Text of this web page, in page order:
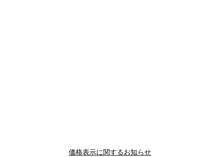
価格表示に関するお知らせ